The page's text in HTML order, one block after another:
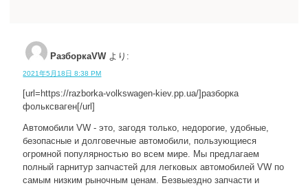
РазборкаVW より:
2021年5月18日 8:38 PM
[url=https://razborka-volkswagen-kiev.pp.ua/]разборка
фольксваген[/url]
Автомобили VW - это, загодя только, недорогие, удобные,
безопасные и долговечные автомобили, пользующиеся
огромной популярностью во всем мире. Мы предлагаем
полный гарнитур запчастей для легковых автомобилей VW по
самым низким рыночным ценам. Безвыездно запчасти и